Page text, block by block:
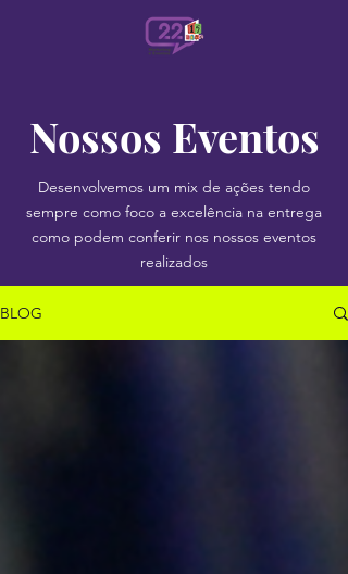
Nossos Eventos
Desenvolvemos um mix de ações tendo
sempre como foco a excelência na entrega
como podem conferir nos nossos eventos
realizados
BLOG